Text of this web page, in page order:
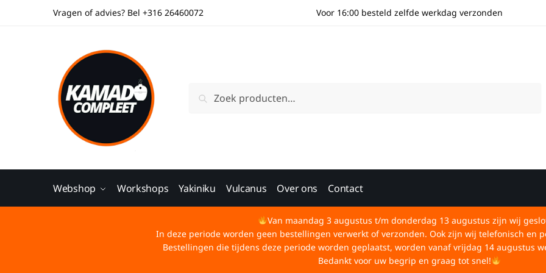
Vragen of advies? Bel +316 26460072 Voor 16:00 besteld zelfde werkdag verzonden
Zoeken
Webshop Workshops Yakiniku Vulcanus Over ons Contact
Van maandag 3 augustus t/m donderdag 13 augustus zijn wij
In deze periode worden geen bestellingen verwerkt of verzonden. Ook zijn wij telefonisch en
Bestellingen die tijdens deze periode worden geplaatst, worden vanaf vrijdag 14 augustus
Bedankt voor uw begrip en graag tot snel!